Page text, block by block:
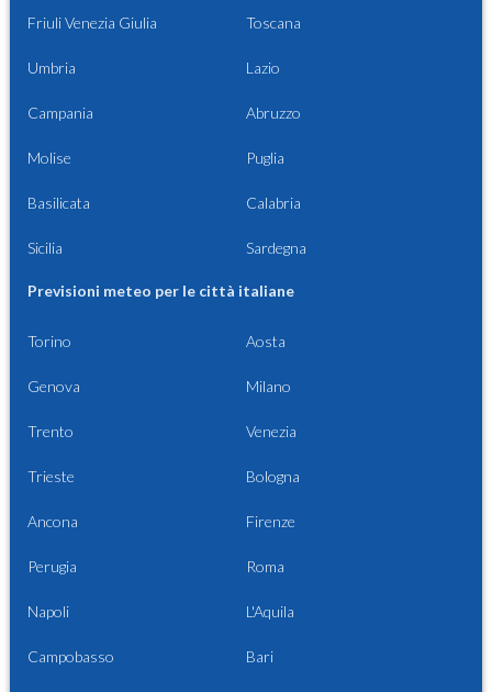
Friuli Venezia Giulia Toscana
Umbria Lazio
Campania Abruzzo
Molise Puglia
Basilicata Calabria
Sicilia Sardegna
Previsioni meteo per le città italiane
Torino Aosta
Genova Milano
Trento Venezia
Trieste Bologna
Ancona Firenze
Perugia Roma
Napoli L'Aquila
Campobasso Bari